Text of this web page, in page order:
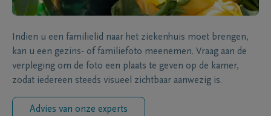
Indien u een familielid naar het ziekenhuis moet brengen,
kan u een gezins- of familiefoto meenemen. Vraag aan de
verpleging om de foto een plaats te geven op de kamer,
zodat iedereen steeds visueel zichtbaar aanwezig is.
Advies van onze experts